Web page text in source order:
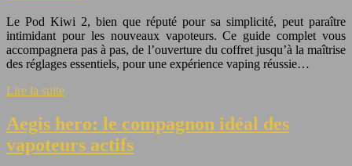
Le Pod Kiwi 2, bien que réputé pour sa simplicité, peut paraître
intimidant pour les nouveaux vapoteurs. Ce guide complet vous
accompagnera pas à pas, de l’ouverture du coffret jusqu’à la maîtrise
des réglages essentiels, pour une expérience vaping réussie…
Lire la suite
Aegis hero: le compagnon idéal des
vapoteurs actifs